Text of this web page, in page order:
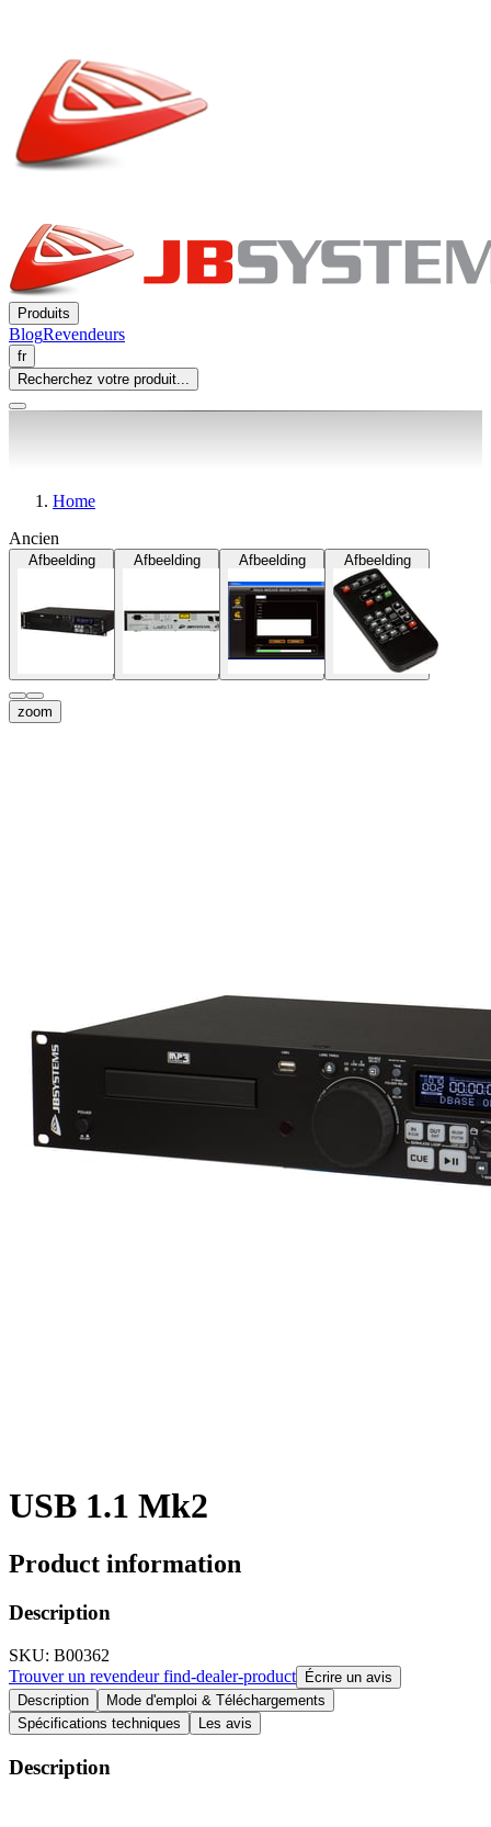
Produits
BlogRevendeurs
fr
Recherchez votre produit...
Home
Ancien
Afbeelding Afbeelding Afbeelding Afbeelding
zoom
USB 1.1 Mk2
Product information
Description
SKU: B00362
Trouver un revendeurfind-dealer-product
Écrire un avis
Description
Mode d'emploi & Téléchargements
Spécifications techniques
Les avis
Description